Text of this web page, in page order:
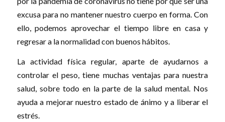
excusa para no mantener nuestro cuerpo en forma. Con
ello, podemos aprovechar el tiempo libre en casa y
regresar a la normalidad con buenos hábitos.
La actividad física regular, aparte de ayudarnos a
controlar el peso, tiene muchas ventajas para nuestra
salud, sobre todo en la parte de la salud mental. Nos
ayuda a mejorar nuestro estado de ánimo y a liberar el
estrés.